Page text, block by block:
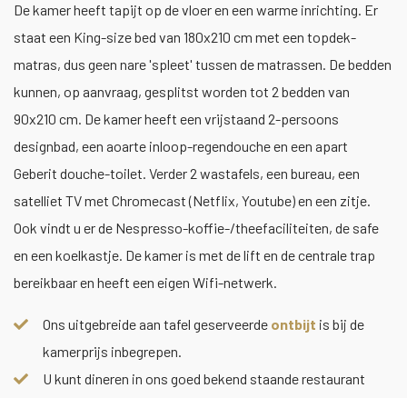
De kamer heeft tapijt op de vloer en een warme inrichting. Er
staat een King-size bed van 180x210 cm met een topdek-
matras, dus geen nare 'spleet' tussen de matrassen. De bedden
kunnen, op aanvraag, gesplitst worden tot 2 bedden van
90x210 cm. De kamer heeft een vrijstaand 2-persoons
designbad, een aoarte inloop-regendouche en een apart
Geberit douche-toilet. Verder 2 wastafels, een bureau, een
satelliet TV met Chromecast (Netflix, Youtube) en een zitje.
Ook vindt u er de Nespresso-koffie-/theefaciliteiten, de safe
en een koelkastje. De kamer is met de lift en de centrale trap
bereikbaar en heeft een eigen Wifi-netwerk.
Ons uitgebreide aan tafel geserveerde ontbijt is bij de
kamerprijs inbegrepen.
U kunt dineren in ons goed bekend staande restaurant